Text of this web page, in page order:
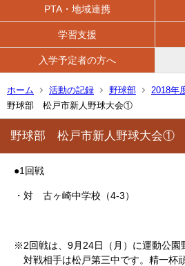
PTA・地域連携
学習支援
入学予定者の方へ
ホーム 活動の記録 野球部
2018年
野球部 松戸市新人野球大会①
野球部 松戸市新人野球大会①
●1回戦
・対 古ヶ崎中学校（4-3）
※2回戦は、9月24日（月）に運動公園
対戦相手は松戸第三中です。精一杯